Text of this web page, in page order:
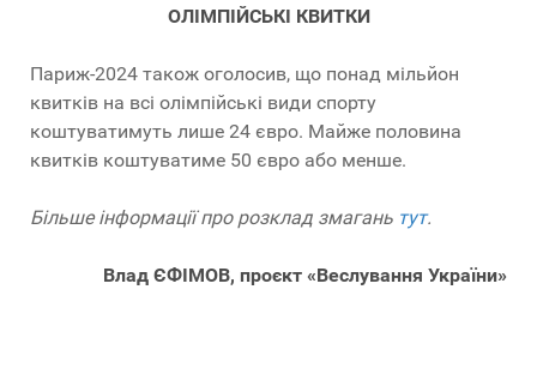
ОЛІМПІЙСЬКІ КВИТКИ
Париж-2024 також оголосив, що понад мільйон
квитків на всі олімпійські види спорту
коштуватимуть лише 24 євро. Майже половина
квитків коштуватиме 50 євро або менше.
Більше інформації про розклад змагань тут.
Влад ЄФІМОВ, проєкт «Веслування України»